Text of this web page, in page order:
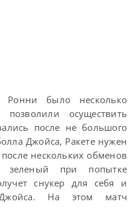
было несколько
осуществить
после не большого
Джойса, Ракете нужен
нескольких обменов
зеленый при попытке
снукер для себя и
На этом матч